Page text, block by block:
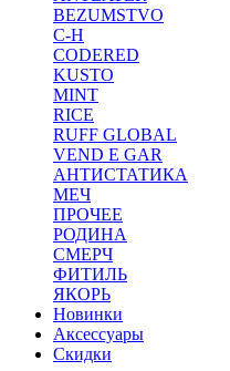
BEZUMSTVO
C-H
CODERED
KUSTO
MINT
RICE
RUFF GLOBAL
VEND E GAR
АНТИСТАТИКА
МЕЧ
ПРОЧЕЕ
РОДИНА
СМЕРЧ
ФИТИЛЬ
ЯКОРЬ
Новинки
Аксессуары
Скидки